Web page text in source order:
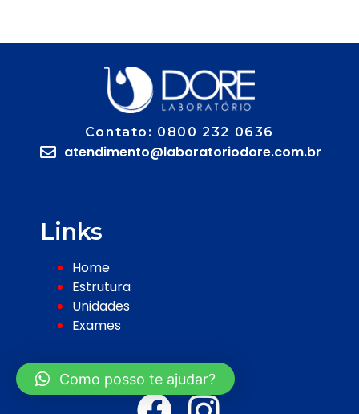
Contato: 0800 232 0636
atendimento@laboratoriodore.com.br
Links
Home
Estrutura
Unidades
Exames
Siga-nos
Como posso te ajudar?